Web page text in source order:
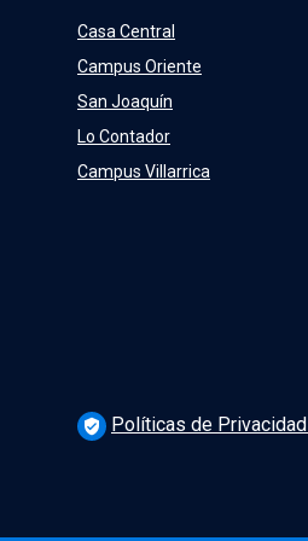
Casa Central
Campus Oriente
San Joaquín
Lo Contador
Campus Villarrica
verified_user Políticas de Privacidad